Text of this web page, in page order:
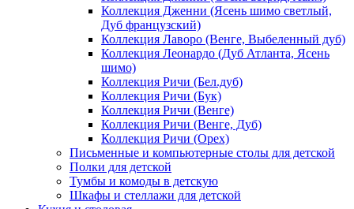
Коллекция Дженни (Ясень шимо светлый,
Дуб французский)
Коллекция Лаворо (Венге, Выбеленный дуб)
Коллекция Леонардо (Дуб Атланта, Ясень
шимо)
Коллекция Ричи (Бел.дуб)
Коллекция Ричи (Бук)
Коллекция Ричи (Венге)
Коллекция Ричи (Венге, Дуб)
Коллекция Ричи (Орех)
Письменные и компьютерные столы для детской
Полки для детской
Тумбы и комоды в детскую
Шкафы и стеллажи для детской